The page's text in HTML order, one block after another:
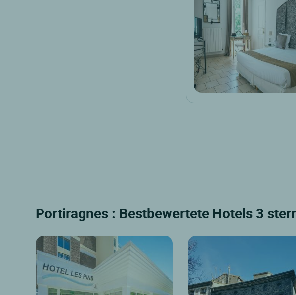
Portiragnes : Bestbewertete Hotels 3